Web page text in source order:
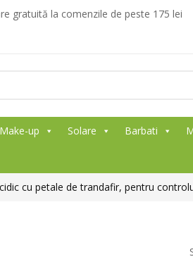
gratuită la comenzile de peste 175 lei
Make-up Solare Barbati
cu petale de trandafir, pentru